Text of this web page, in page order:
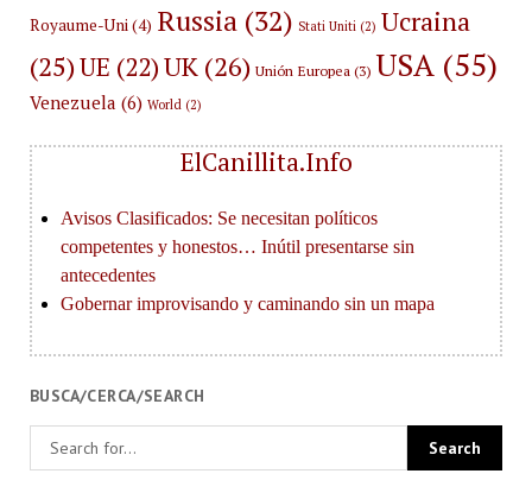
Royaume-Uni(4) Russia(32) Stati Uniti(2) Ucraina
(25)UE (22)UK(26) Unión Europea (3) USA(55)
Venezuela (6) World(2)
ElCanillita.Info
BUSCA/CERCA/SEARCH